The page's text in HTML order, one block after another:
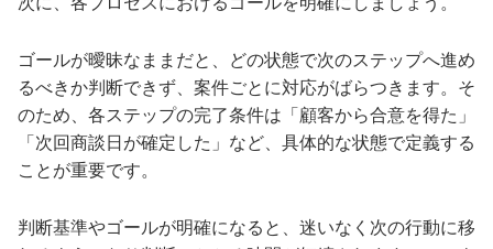
ゴールが曖昧なままだと、どの状態で次のステップへ進め
るべきか判断できず、案件ごとに対応がばらつきます。そ
のため、各ステップの完了条件は「顧客から合意を得た」
「次回商談日が確定した」など、具体的な状態で定義する
ことが重要です。
判断基準やゴールが明確になると、迷いなく次の行動に移